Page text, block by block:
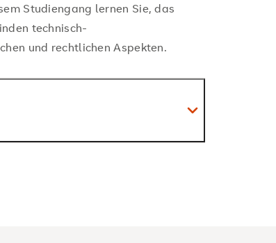
Studiengang lernen Sie, das
technisch-
und rechtlichen Aspekten.